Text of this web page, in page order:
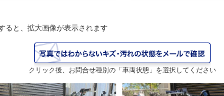
ると、拡大画像が表示されます
クリック後、お問合せ種別の「車両状態」を選択してください